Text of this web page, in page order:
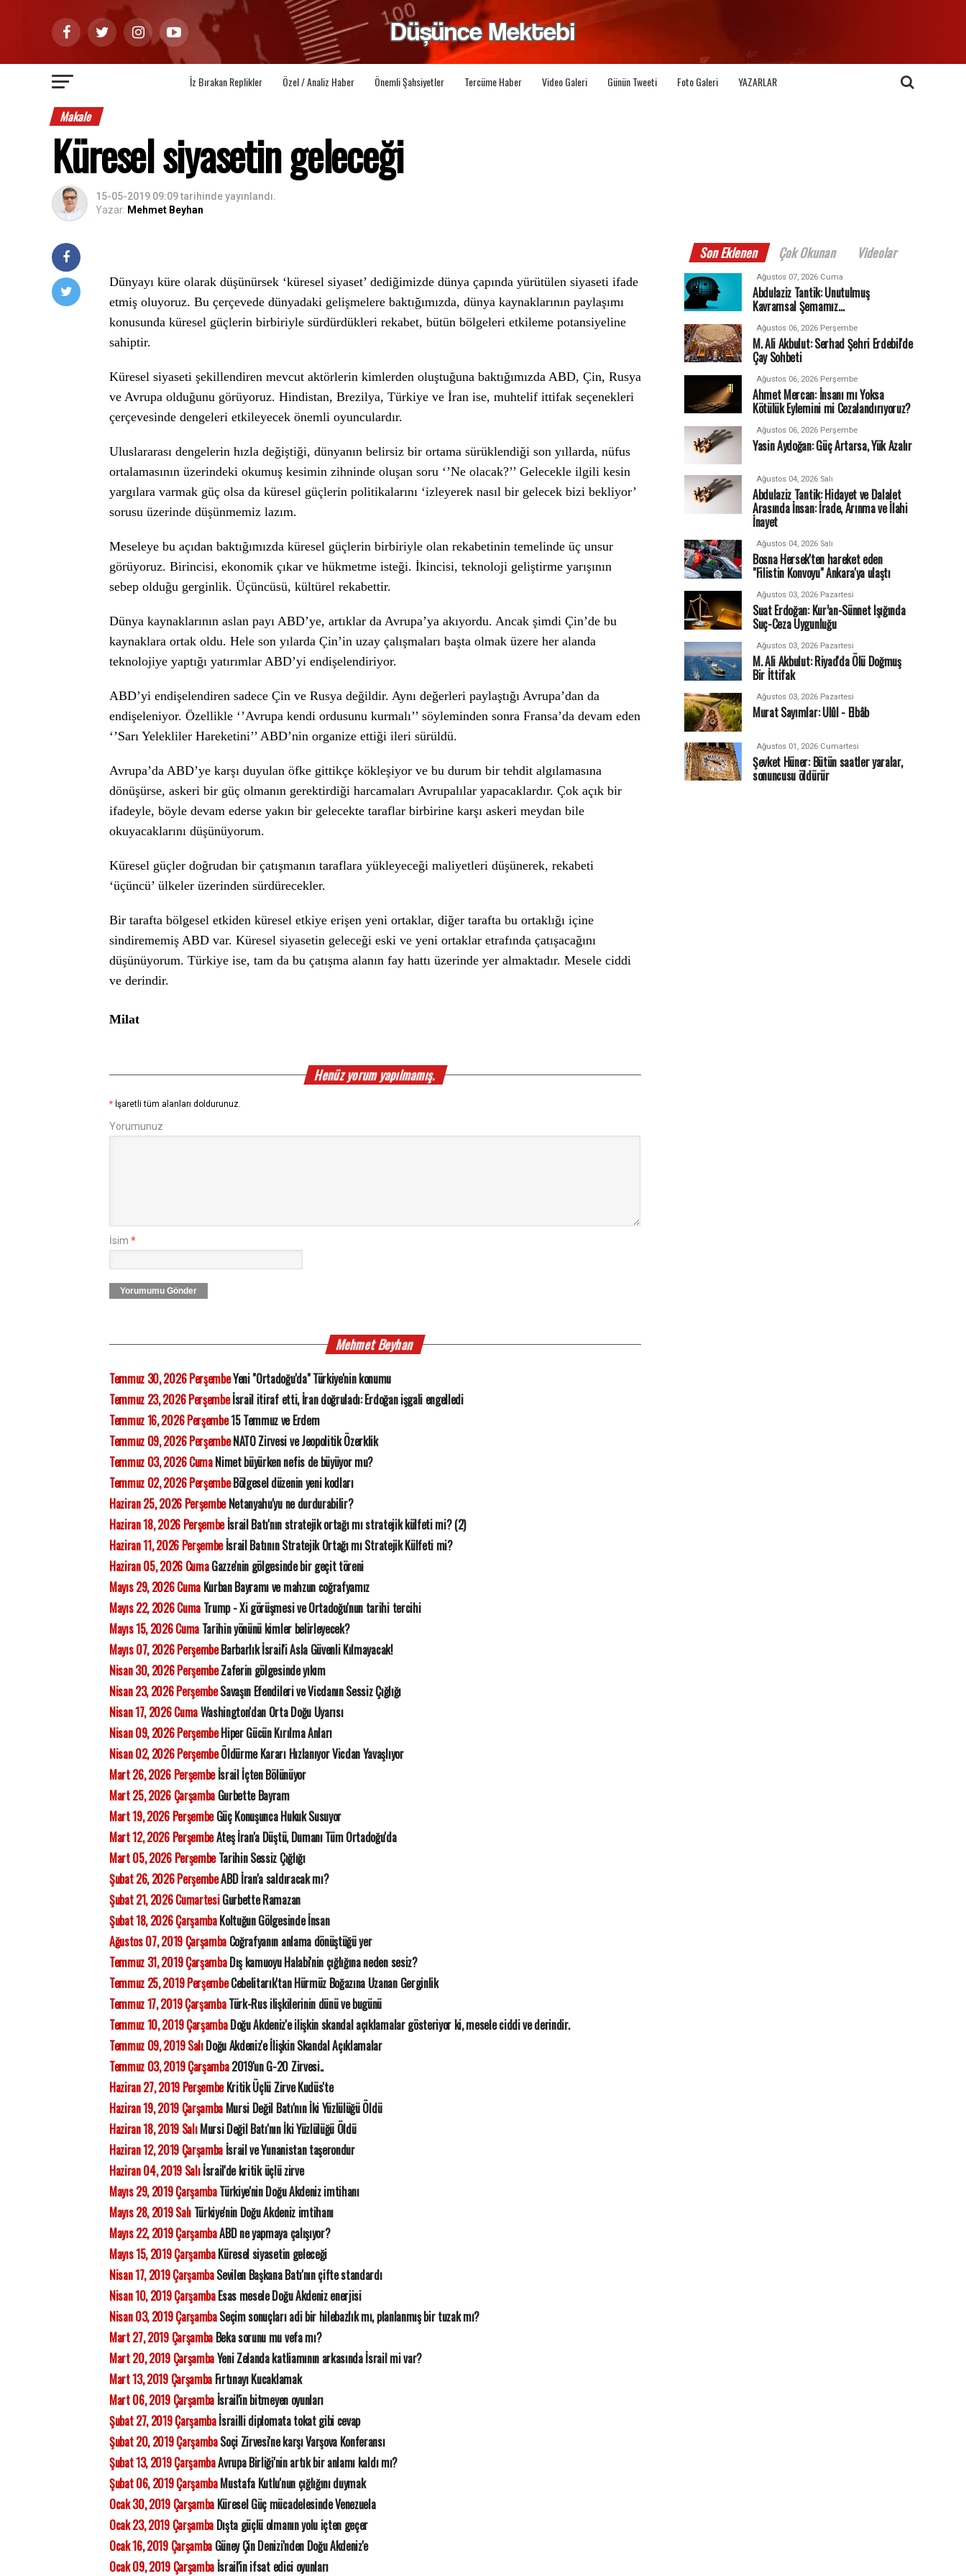
İz Bırakan Replikler Özel / Analiz Haber Önemli Şahsiyetler Tercüme Haber Video Galeri Günün Tweeti Foto Galeri YAZARLAR
Makale
Küresel siyasetin geleceği
15-05-2019 09:09tarihinde yayınlandı.
Yazar: Mehmet Beyhan
Dünyayı küre olarak düşünürsek ‘küresel siyaset’ dediğimizde dünya çapında yürütülen siyaseti ifade
etmiş oluyoruz. Bu çerçevede dünyadaki gelişmelere baktığımızda, dünya kaynaklarının paylaşımı
konusunda küresel güçlerin birbiriyle sürdürdükleri rekabet, bütün bölgeleri etkileme potansiyeline
sahiptir.
Küresel siyaseti şekillendiren mevcut aktörlerin kimlerden oluştuğuna baktığımızda ABD, Çin, Rusya
ve Avrupa olduğunu görüyoruz. Hindistan, Brezilya, Türkiye ve İran ise, muhtelif ittifak seçenekleri
çerçevesinde dengeleri etkileyecek önemli oyunculardır.
Uluslararası dengelerin hızla değiştiği, dünyanın belirsiz bir ortama sürüklendiği son yıllarda, nüfus
ortalamasının üzerindeki okumuş kesimin zihninde oluşan soru ‘’Ne olacak?’’ Gelecekle ilgili kesin
yargılara varmak güç olsa da küresel güçlerin politikalarını ‘izleyerek nasıl bir gelecek bizi bekliyor’
sorusu üzerinde düşünmemiz lazım.
Meseleye bu açıdan baktığımızda küresel güçlerin birbiriyle olan rekabetinin temelinde üç unsur
görüyoruz. Birincisi, ekonomik çıkar ve hükmetme isteği. İkincisi, teknoloji geliştirme yarışının
sebep olduğu gerginlik. Üçüncüsü, kültürel rekabettir.
Dünya kaynaklarının aslan payı ABD’ye, artıklar da Avrupa’ya akıyordu. Ancak şimdi Çin’de bu
kaynaklara ortak oldu. Hele son yılarda Çin’in uzay çalışmaları başta olmak üzere her alanda
teknolojiye yaptığı yatırımlar ABD’yi endişelendiriyor.
ABD’yi endişelendiren sadece Çin ve Rusya değildir. Aynı değerleri paylaştığı Avrupa’dan da
endişeleniyor. Özellikle ‘’Avrupa kendi ordusunu kurmalı’’ söyleminden sonra Fransa’da devam eden
‘’Sarı Yelekliler Hareketini’’ ABD’nin organize ettiği ileri sürüldü.
Avrupa’da ABD’ye karşı duyulan öfke gittikçe kökleşiyor ve bu durum bir tehdit algılamasına
dönüşürse, askeri bir güç olmanın gerektirdiği harcamaları Avrupalılar yapacaklardır. Çok açık bir
ifadeyle, böyle devam ederse yakın bir gelecekte taraflar birbirine karşı askeri meydan bile
okuyacaklarını düşünüyorum.
Küresel güçler doğrudan bir çatışmanın taraflara yükleyeceği maliyetleri düşünerek, rekabeti
‘üçüncü’ ülkeler üzerinden sürdürecekler.
Bir tarafta bölgesel etkiden küresel etkiye erişen yeni ortaklar, diğer tarafta bu ortaklığı içine
sindirememiş ABD var. Küresel siyasetin geleceği eski ve yeni ortaklar etrafında çatışacağını
düşünüyorum. Türkiye ise, tam da bu çatışma alanın fay hattı üzerinde yer almaktadır. Mesele ciddi
ve derindir.
Milat
Henüz yorum yapılmamış.
* İşaretli tüm alanları doldurunuz.
Yorumunuz
İsim *
Yorumumu Gönder
Mehmet Beyhan
Temmuz 30, 2026 PerşembeYeni "Ortadoğu'da" Türkiye'nin konumu
Temmuz 23, 2026 Perşembeİsrail itiraf etti, İran doğruladı: Erdoğan işgali engelledi
Temmuz 16, 2026 Perşembe15 Temmuz ve Erdem
Temmuz 09, 2026 PerşembeNATO Zirvesi ve Jeopolitik Özerklik
Temmuz 03, 2026 CumaNimet büyürken nefis de büyüyor mu?
Temmuz 02, 2026 PerşembeBölgesel düzenin yeni kodları
Haziran 25, 2026 PerşembeNetanyahu'yu ne durdurabilir?
Haziran 18, 2026 Perşembeİsrail Batı'nın stratejik ortağı mı stratejik külfeti mi? (2)
Haziran 11, 2026 Perşembeİsrail Batının Stratejik Ortağı mı Stratejik Külfeti mi?
Haziran 05, 2026 CumaGazze'nin gölgesinde bir geçit töreni
Mayıs 29, 2026 CumaKurban Bayramı ve mahzun coğrafyamız
Mayıs 22, 2026 CumaTrump - Xi görüşmesi ve Ortadoğu'nun tarihi tercihi
Mayıs 15, 2026 CumaTarihin yönünü kimler belirleyecek?
Mayıs 07, 2026 PerşembeBarbarlık İsrail'i Asla Güvenli Kılmayacak!
Nisan 30, 2026 PerşembeZaferin gölgesinde yıkım
Nisan 23, 2026 PerşembeSavaşın Efendileri ve Vicdanın Sessiz Çığlığı
Nisan 17, 2026 CumaWashington'dan Orta Doğu Uyarısı
Nisan 09, 2026 PerşembeHiper Gücün Kırılma Anları
Nisan 02, 2026 PerşembeÖldürme Kararı Hızlanıyor Vicdan Yavaşlıyor
Mart 26, 2026 Perşembeİsrail İçten Bölünüyor
Mart 25, 2026 ÇarşambaGurbette Bayram
Mart 19, 2026 PerşembeGüç Konuşunca Hukuk Susuyor
Mart 12, 2026 PerşembeAteş İran'a Düştü, Dumanı Tüm Ortadoğu'da
Mart 05, 2026 PerşembeTarihin Sessiz Çığlığı
Şubat 26, 2026 PerşembeABD İran'a saldıracak mı?
Şubat 21, 2026 CumartesiGurbette Ramazan
Şubat 18, 2026 ÇarşambaKoltuğun Gölgesinde İnsan
Ağustos 07, 2019 Çarşamba Coğrafyanın anlama dönüştüğü yer
Temmuz 31, 2019 ÇarşambaDış kamuoyu Halabi'nin çığlığına neden sesiz?
Temmuz 25, 2019 PerşembeCebelitarık'tan Hürmüz Boğazına Uzanan Gerginlik
Temmuz 17, 2019 ÇarşambaTürk-Rus ilişkilerinin dünü ve bugünü
Temmuz 10, 2019 ÇarşambaDoğu Akdeniz'e ilişkin skandal açıklamalar gösteriyor ki, mesele ciddi ve derindir.
Temmuz 09, 2019 SalıDoğu Akdeniz'e İlişkin Skandal Açıklamalar
Temmuz 03, 2019 Çarşamba2019'un G-20 Zirvesi..
Haziran 27, 2019 PerşembeKritik Üçlü Zirve Kudüs'te
Haziran 19, 2019 Çarşamba Mursi Değil Batı'nın İki Yüzlülüğü Öldü
Haziran 18, 2019 SalıMursi Değil Batı'nın İki Yüzlülüğü Öldü
Haziran 12, 2019 Çarşamba İsrail ve Yunanistan taşerondur
Haziran 04, 2019 Salıİsrail'de kritik üçlü zirve
Mayıs 29, 2019 ÇarşambaTürkiye'nin Doğu Akdeniz imtihanı
Mayıs 28, 2019 SalıTürkiye'nin Doğu Akdeniz imtihanı
Mayıs 22, 2019 ÇarşambaABD ne yapmaya çalışıyor?
Mayıs 15, 2019 ÇarşambaKüresel siyasetin geleceği
Nisan 17, 2019 ÇarşambaSevilen Başkana Batı'nın çifte standardı
Nisan 10, 2019 ÇarşambaEsas mesele Doğu Akdeniz enerjisi
Nisan 03, 2019 ÇarşambaSeçim sonuçları adi bir hilebazlık mı, planlanmış bir tuzak mı?
Mart 27, 2019 ÇarşambaBeka sorunu mu vefa mı?
Mart 20, 2019 ÇarşambaYeni Zelanda katliamının arkasında İsrail mi var?
Mart 13, 2019 ÇarşambaFırtınayı Kucaklamak
Mart 06, 2019 Çarşambaİsrail'in bitmeyen oyunları
Şubat 27, 2019 Çarşambaİsrailli diplomata tokat gibi cevap
Şubat 20, 2019 ÇarşambaSoçi Zirvesi'ne karşı Varşova Konferansı
Şubat 13, 2019 ÇarşambaAvrupa Birliği'nin artık bir anlamı kaldı mı?
Şubat 06, 2019 ÇarşambaMustafa Kutlu'nun çığlığını duymak
Ocak 30, 2019 ÇarşambaKüresel Güç mücadelesinde Venezuela
Ocak 23, 2019 ÇarşambaDışta güçlü olmanın yolu içten geçer
Ocak 16, 2019 ÇarşambaGüney Çin Denizi'nden Doğu Akdeniz'e
Ocak 09, 2019 Çarşambaİsrail'in ifsat edici oyunları
Son Eklenen Çok Okunan Videolar
Ağustos 07, 2026 Cuma
Abdulaziz Tantik: Unutulmuş
Kavramsal Şemamız…
Ağustos 06, 2026 Perşembe
M. Ali Akbulut: Serhad Şehri Erdebil'de
Çay Sohbeti
Ağustos 06, 2026 Perşembe
Ahmet Mercan: İnsanı mı Yoksa
Kötülük Eylemini mi Cezalandırıyoruz?
Ağustos 06, 2026 Perşembe
Yasin Aydoğan: Güç Artarsa, Yük Azalır
Ağustos 04, 2026 Salı
Abdulaziz Tantik: Hidayet ve Dalalet
Arasında İnsan: İrade, Arınma ve İlahi
İnayet
Ağustos 04, 2026 Salı
Bosna Hersek'ten hareket eden
"Filistin Konvoyu" Ankara'ya ulaştı
Ağustos 03, 2026 Pazartesi
Suat Erdoğan: Kur’an-Sünnet Işığında
Suç-Ceza Uygunluğu
Ağustos 03, 2026 Pazartesi
M. Ali Akbulut: Riyad'da Ölü Doğmuş
Bir İttifak
Ağustos 03, 2026 Pazartesi
Murat Sayımlar: Ulûl - Elbâb
Ağustos 01, 2026 Cumartesi
Şevket Hüner: Bütün saatler yaralar,
sonuncusu öldürür